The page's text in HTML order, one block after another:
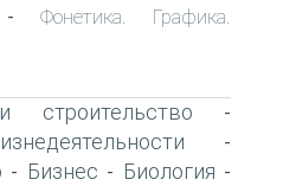
Фонетика. Графика.
строительство -
-
- Бизнес - Биология -